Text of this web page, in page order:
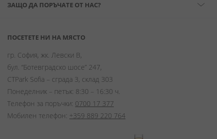
ЗАЩО ДА ПОРЪЧАТЕ ОТ НАС?
ПОСЕТЕТЕ НИ НА МЯСТО
гр. София, жк. Левски В,
бул. “Ботевградско шосе” 247,
CTPark Sofia – сграда 3, склад 303
Понеделник – петък: 8:30 – 16:30 ч.
Телефон за поръчки: 0700 17 377
Мобилен телефон: +359 889 220 764